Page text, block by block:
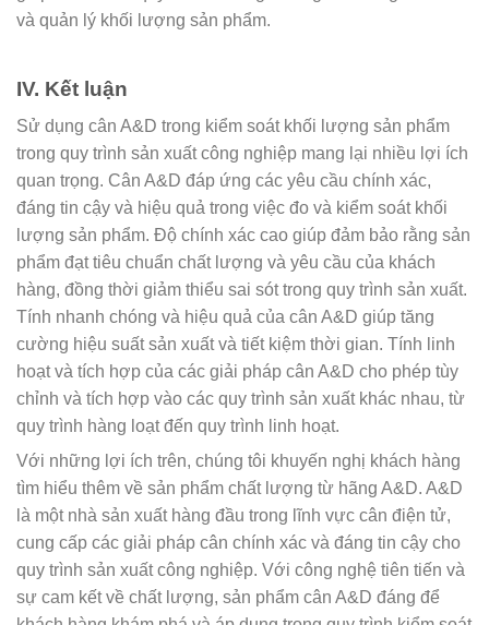
và quản lý khối lượng sản phẩm.
IV. Kết luận
Sử dụng cân A&D trong kiểm soát khối lượng sản phẩm
trong quy trình sản xuất công nghiệp mang lại nhiều lợi ích
quan trọng. Cân A&D đáp ứng các yêu cầu chính xác,
đáng tin cậy và hiệu quả trong việc đo và kiểm soát khối
lượng sản phẩm. Độ chính xác cao giúp đảm bảo rằng sản
phẩm đạt tiêu chuẩn chất lượng và yêu cầu của khách
hàng, đồng thời giảm thiểu sai sót trong quy trình sản xuất.
Tính nhanh chóng và hiệu quả của cân A&D giúp tăng
cường hiệu suất sản xuất và tiết kiệm thời gian. Tính linh
hoạt và tích hợp của các giải pháp cân A&D cho phép tùy
chỉnh và tích hợp vào các quy trình sản xuất khác nhau, từ
quy trình hàng loạt đến quy trình linh hoạt.
Với những lợi ích trên, chúng tôi khuyến nghị khách hàng
tìm hiểu thêm về sản phẩm chất lượng từ hãng A&D. A&D
là một nhà sản xuất hàng đầu trong lĩnh vực cân điện tử,
cung cấp các giải pháp cân chính xác và đáng tin cậy cho
quy trình sản xuất công nghiệp. Với công nghệ tiên tiến và
sự cam kết về chất lượng, sản phẩm cân A&D đáng để